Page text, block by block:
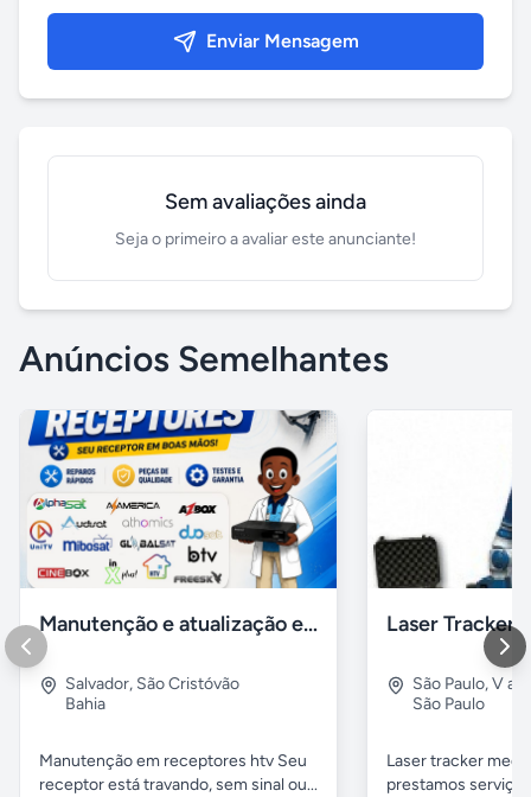
Enviar Mensagem
Sem avaliações ainda
Seja o primeiro a avaliar este anunciante!
Anúncios Semelhantes
Manutenção e atualização em receptores Htv em Salvador Ba
Salvador, São Cristóvão
Bahia
Manutenção em receptores htv Seu
receptor está travando, sem sinal ou...
São Paulo,V
São Paulo
Laser tracker
prestamos